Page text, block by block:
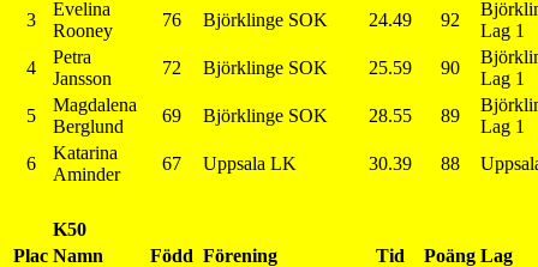
3
Evelina
Rooney
76 Björklinge SOK 24.49 92
Lag 1
4
Petra
Jansson
72 Björklinge SOK 25.59 90
Lag 1
5
Magdalena
Berglund
69 Björklinge SOK 28.55 89
Lag 1
6
Katarina
Aminder
67 Uppsala LK 30.39 88
K50
Plac Namn Född Förening Tid Poäng Lag